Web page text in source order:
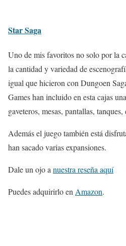
Star Saga
Uno de mis favoritos no solo por la
la cantidad y variedad de
igual que hicieron con Dungoen
Games han incluido en esta cajas
gaveteros, mesas, pantallas, tanques,
Además el juego también está
han sacado varias expansiones.
Dale un ojo a nuestra reseña aquí
Puedes adquirirlo en Amazon.